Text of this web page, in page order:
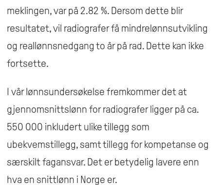
meklingen, var på 2.82 %. Dersom dette blir
resultatet, vil radiografer få mindrelønnsutvikling
og reallønnsnedgang to år på rad. Dette kan ikke
fortsette.
I vår lønnsundersøkelse fremkommer det at
gjennomsnittslønn for radiografer ligger på ca.
550 000 inkludert ulike tillegg som
ubekvemstillegg, samt tillegg for kompetanse og
særskilt fagansvar. Det er betydelig lavere enn
hva en snittlønn i Norge er.